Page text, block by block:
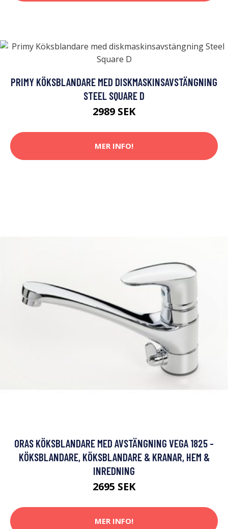
PRIMY KÖKSBLANDARE MED DISKMASKINSAVSTÄNGNING
STEEL SQUARE D
2989 SEK
MER INFO!
ORAS KÖKSBLANDARE MED AVSTÄNGNING VEGA 1825 -
KÖKSBLANDARE, KÖKSBLANDARE & KRANAR, HEM &
INREDNING
2695 SEK
MER INFO!